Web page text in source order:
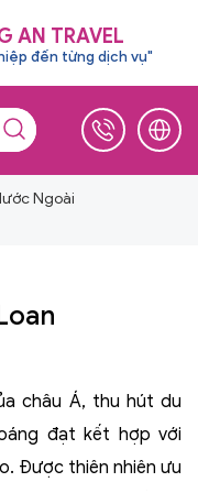
AN TRAVEL
đến từng dịch vụ"
Ngoài
châu Á, thu hút du
đạt kết hợp với
Được thiên nhiên ưu